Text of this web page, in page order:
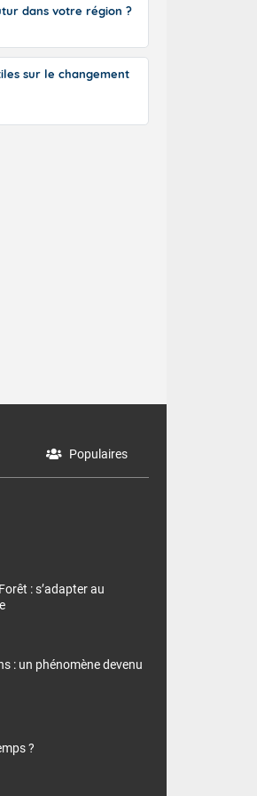
dans votre région ?
sur le changement
Populaires
: s’adapter au
: un phénomène devenu
?